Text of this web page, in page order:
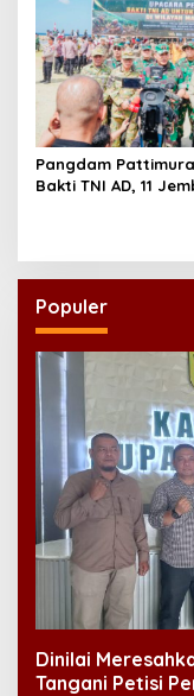
Pangdam
Bakti TNI AD, 11
Populer
Dinilai
Tangani Petisi